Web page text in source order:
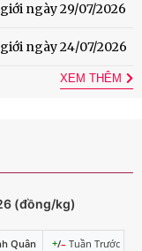
ngày 29/07/2026
ngày 24/07/2026
XEM THÊM
(đồng/kg)
Quân +/– Tuần Trước